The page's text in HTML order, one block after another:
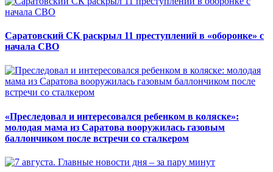
Саратовский СК раскрыл 11 преступлений в «оборонке» с
начала СВО
«Преследовал и интересовался ребенком в коляске»:
молодая мама из Саратова вооружилась газовым
баллончиком после встречи со сталкером